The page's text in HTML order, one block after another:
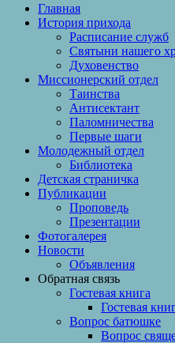
Главная
История прихода
Расписание служб
Святыни нашего
Духовенство
Миссионерский отдел
Таинства
Антисектант
Паломничества
Первые шаги
Молодежный отдел
Библиотека
Детская страничка
Публикации
Проповедь
Презентации
Фотогалерея
Новости
Объявления
Обратная связь
Гостевая книга
Гостевая
Вопрос батюшке
Вопрос